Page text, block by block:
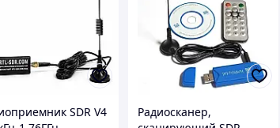
SDR V4
Радиосканер,